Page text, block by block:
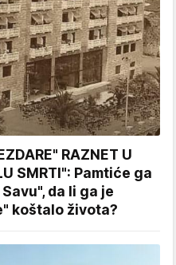
RAZNET U
SMRTI": Pamtiće ga
da li ga je
koštalo života?